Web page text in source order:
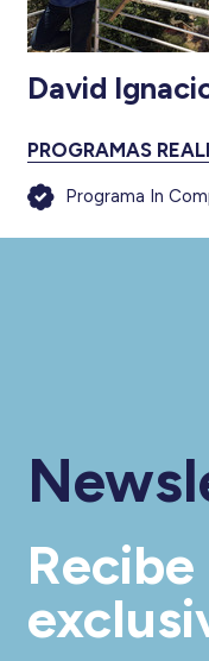
David
PROGRAMAS
Programa In